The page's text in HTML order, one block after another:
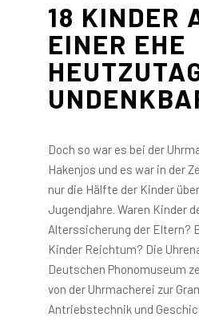
18 KINDER
EINER EHE
Doch so war es bei der
Hakenjos und es war in der
nur die Hälfte der Kinder
Jugendjahre. Waren Kinder
Alterssicherung der Eltern?
Kinder Reichtum? Die
Deutschen Phonomuseum
von der Uhrmacherei zur
Antriebstechnik und